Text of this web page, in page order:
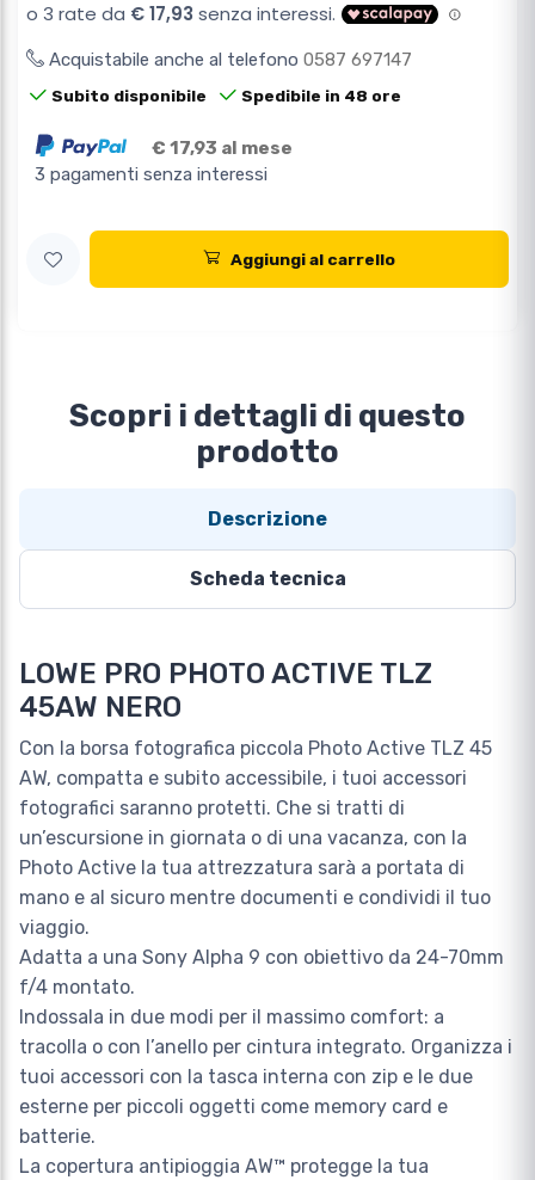
Acquistabile anche al telefono 0587 697147
Subito disponibile Spedibile in 48 ore
€ 17,93 al mese
3 pagamenti senza interessi
Aggiungi al carrello
Scopri i dettagli di questo
prodotto
Descrizione
Scheda tecnica
LOWE PRO PHOTO ACTIVE TLZ
45AW NERO
Con la borsa fotografica piccola Photo Active TLZ 45
AW, compatta e subito accessibile, i tuoi accessori
fotografici saranno protetti. Che si tratti di
un’escursione in giornata o di una vacanza, con la
Photo Active la tua attrezzatura sarà a portata di
mano e al sicuro mentre documenti e condividi il tuo
viaggio.
Adatta a una Sony Alpha 9 con obiettivo da 24-70mm
f/4 montato.
Indossala in due modi per il massimo comfort: a
tracolla o con l’anello per cintura integrato. Organizza i
tuoi accessori con la tasca interna con zip e le due
esterne per piccoli oggetti come memory card e
batterie.
La copertura antipioggia AW™ protegge la tua